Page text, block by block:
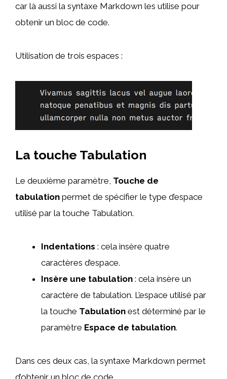
car là aussi la syntaxe Markdown les utilise pour
obtenir un bloc de code.
Utilisation de trois espaces :
La touche Tabulation
Le deuxième paramètre, Touche de
tabulation permet de spécifier le type d’espace
utilisé par la touche Tabulation.
Indentations : cela insère quatre
caractères d’espace.
Insère une tabulation : cela insère un
caractère de tabulation. L’espace utilisé par
la touche Tabulation est déterminé par le
paramètre Espace de tabulation.
Dans ces deux cas, la syntaxe Markdown permet
d’obtenir un bloc de code.